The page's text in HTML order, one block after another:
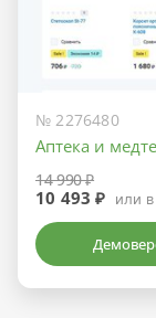
№ 2276480
Аптека и
14 990 ₽
10 493 ₽ или